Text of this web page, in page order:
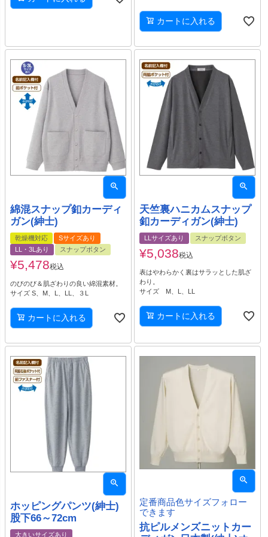
カートに入れる
綿混スナップ釦カーディ
ガン(紳士)
乾燥機対応
Sサイズあり
LL・3Lあり
スナップボタン
¥5,478税込
のびのび＆肌ざわりの良い綿混素材。
サイズ S、M、L、LL、３L
カートに入れる
天竺裏ハニカムスナップ
釦カーディガン(紳士)
LLサイズあり スナップボタン
¥5,038税込
表はやわらかく裏はサラッとした肌ざ
わり。
サイズ M、L、LL
カートに入れる
ホッピングパンツ(紳士)
股下66～72cm
大きいサイズあり
定番商品色サイズフォロー
できます
抗ピルメンズニットカー